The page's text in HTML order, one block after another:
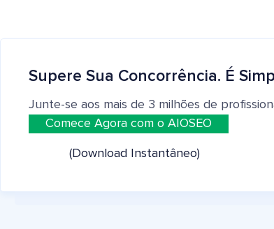
Supere Sua Concorrência. É
Junte-se aos mais de 3 milhões de
Comece Agora com o AIOSEO
(Download Instantâneo)